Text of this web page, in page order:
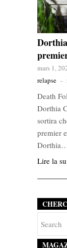
mars 1,
relapse -
Death
Dorthia
sortira
premier
Lire la